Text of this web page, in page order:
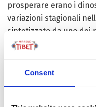
Consent
prosperare erano i
variazioni stagionali
sintetizzato da uno dei
calde melodie
tendenza costante
periodi caldi, quando